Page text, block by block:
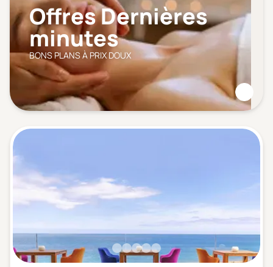
Offres Dernières
minutes
BONS PLANS À PRIX DOUX